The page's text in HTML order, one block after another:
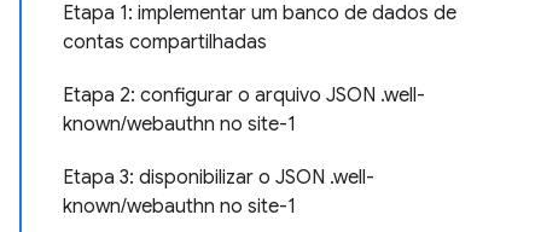
Etapa 1: implementar um banco de dados de
contas compartilhadas
Etapa 2: configurar o arquivo JSON .well-
known/webauthn no site-1
Etapa 3: disponibilizar o JSON .well-
known/webauthn no site-1